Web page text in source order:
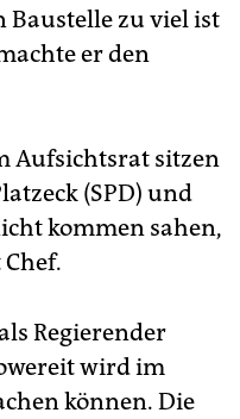
Baustelle zu viel ist
er den
Aufsichtsrat sitzen
(SPD) und
kommen sahen,
Regierender
wird im
können. Die